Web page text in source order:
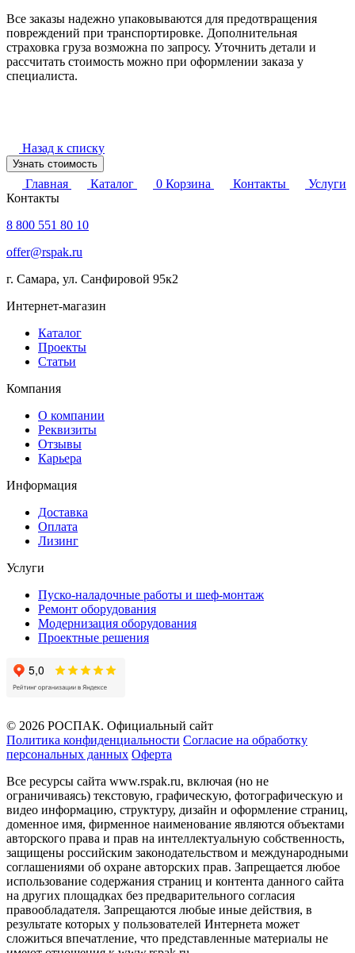
Все заказы надежно упаковываются для предотвращения
повреждений при транспортировке. Дополнительная
страховка груза возможна по запросу. Уточнить детали и
рассчитать стоимость можно при оформлении заказа у
специалиста.
Назад к списку
Узнать стоимость
Главная Каталог 0 Корзина Контакты
Услуги
Контакты
8 800 551 80 10
offer@rspak.ru
г. Самара, ул. Санфировой 95к2
Интернет-магазин
Каталог
Проекты
Статьи
Компания
О компании
Реквизиты
Отзывы
Карьера
Информация
Доставка
Оплата
Лизинг
Услуги
Пуско-наладочные работы и шеф-монтаж
Ремонт оборудования
Модернизация оборудования
Проектные решения
© 2026 РОСПАК. Официальный сайт
Политика конфиденциальности Согласие на обработку
персональных данных Оферта
Все ресурсы сайта www.rspak.ru, включая (но не
ограничиваясь) текстовую, графическую, фотографическую и
видео информацию, структуру, дизайн и оформление страниц,
доменное имя, фирменное наименование являются объектами
авторского права и прав на интеллектуальную собственность,
защищены российским законодательством и международными
соглашениями об охране авторских прав. Запрещается любое
использование содержания страниц и контента данного сайта
на других площадках без предварительного согласия
правообладателя. Запрещаются любые иные действия, в
результате которых у пользователей Интернета может
сложиться впечатление, что представленные материалы не